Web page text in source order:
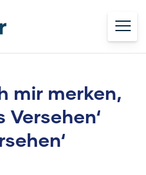
mir merken,
Versehen‘